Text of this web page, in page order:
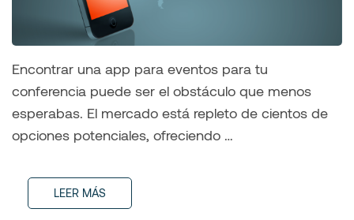
Encontrar una app para eventos para tu
conferencia puede ser el obstáculo que menos
esperabas. El mercado está repleto de cientos de
opciones potenciales, ofreciendo …
LEER MÁS